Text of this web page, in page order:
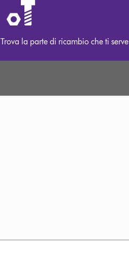
Trova la parte di ricambio che ti serve